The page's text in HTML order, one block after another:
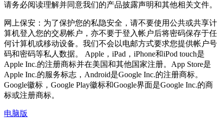
请务必阅读理解并同意我们的产品披露声明和其他相关文件。
网上保安：为了保护您的私隐安全，请不要使用公共或共享计
算机登入您的交易帐户，亦不要于登入帐户后将密码保存于任
何计算机或移动设备。我们不会以电邮方式要求您提供帐户号
码和密码等私人数据。 Apple，iPad，iPhone和iPod touch是
Apple Inc.的注册商标并在美国和其他国家注册。App Store是
Apple Inc.的服务标志，Android是Google Inc.的注册商标。
Google徽标，Google Play徽标和Google界面是Google Inc.的商
标或注册商标。
电脑版